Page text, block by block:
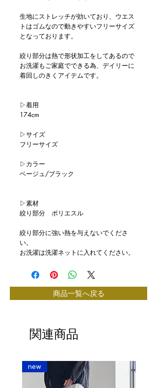
生地にストレッチが効いており、ウエス
トはゴムなので動きやすいフリーサイズ
となっております。
絞り部分は熱で形状加工をしてあるので
お洗濯もご家庭でできる為、デイリーに
着回しのきくアイテムです。
▷着用
174cm
▷サイズ
フリーサイズ
▷カラー
ベージュ/ブラック
▷素材
絞り部分 ポリエスル
絞り部分に強い熱を与えないでくださ
い。
お洗濯は洗濯ネットに入れてください。
商品一覧へ戻る
関連商品
new